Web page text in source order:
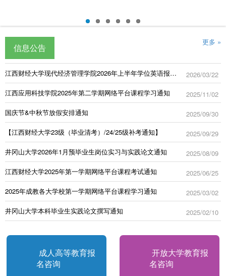
信息公告
更多 »
江西财经大学现代经济管理学院2026年上半年学位英语报名通知
2026/03/22
江西应用科技学院2025年第二学期网络平台课程学习通知
2025/11/02
国庆节&中秋节放假安排通知
2025/09/30
【江西财经大学23级（毕业清考）/24/25级补考通知】
2025/09/29
井冈山大学2026年1月预毕业生岗位实习与实践论文通知
2025/08/09
江西财经大学2025年第一学期网络平台课程考试通知
2025/06/25
2025年成教各大学校第一学期网络平台课程学习通知
2025/03/02
井冈山大学本科毕业生实践论文撰写通知
2025/02/10
成人高等教育报
名咨询
开放大学教育报
名咨询